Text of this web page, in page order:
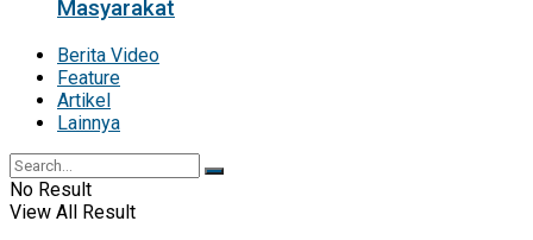
Masyarakat
Berita Video
Feature
Artikel
Lainnya
No Result
View All Result